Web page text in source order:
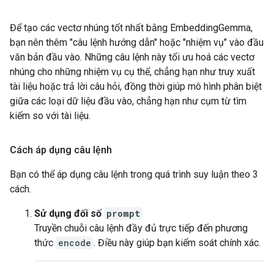
Để tạo các vectơ nhúng tốt nhất bằng EmbeddingGemma,
bạn nên thêm "câu lệnh hướng dẫn" hoặc "nhiệm vụ" vào đầu
văn bản đầu vào. Những câu lệnh này tối ưu hoá các vectơ
nhúng cho những nhiệm vụ cụ thể, chẳng hạn như truy xuất
tài liệu hoặc trả lời câu hỏi, đồng thời giúp mô hình phân biệt
giữa các loại dữ liệu đầu vào, chẳng hạn như cụm từ tìm
kiếm so với tài liệu.
Cách áp dụng câu lệnh
Bạn có thể áp dụng câu lệnh trong quá trình suy luận theo 3
cách.
Sử dụng đối số prompt
Truyền chuỗi câu lệnh đầy đủ trực tiếp đến phương
thức encode . Điều này giúp bạn kiểm soát chính xác.